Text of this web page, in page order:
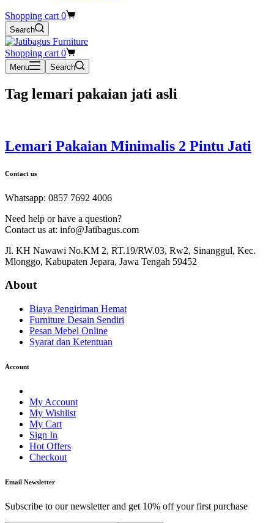
Shopping cart 0
Search
Shopping cart 0
Menu Search
Tag lemari pakaian jati asli
Lemari Pakaian Minimalis 2 Pintu Jati
Contact us
Whatsapp: 0857 7692 4006
Need help or have a question?
Contact us at: info@Jatibagus.com
Jl. KH Nawawi No.KM 2, RT.19/RW.03, Rw2, Sinanggul, Kec.
Mlonggo, Kabupaten Jepara, Jawa Tengah 59452
About
Biaya Pengiriman Hemat
Furniture Desain Sendiri
Pesan Mebel Online
Syarat dan Ketentuan
Account
My Account
My Wishlist
My Cart
Sign In
Hot Offers
Checkout
Email Newsletter
Subscribe to our newsletter and get 10% off your first purchase